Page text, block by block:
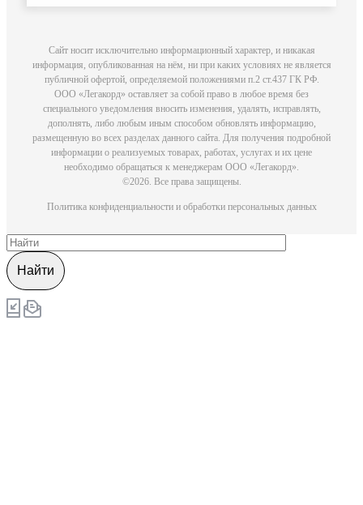
Сайт носит исключительно информационный характер, и никакая
информация, опубликованная на нём, ни при каких условиях не является
публичной офертой, определяемой положениями п.2 ст.437 ГК РФ.
ООO «Легакорд» оставляет за собой право в любое время без
специального уведомления вносить изменения, удалять, исправлять,
дополнять, либо любым иным способом обновлять информацию,
размещенную во всех разделах данного сайта. Для получения подробной
информации о реализуемых товарах, работах, услугах и их цене
необходимо обращаться к менеджерам ООО «Легакорд».
©2026. Все права защищены.
Политика конфиденциальности и обработки персональных данных
Найти